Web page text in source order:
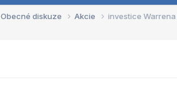
Obecné diskuze Akcie investice